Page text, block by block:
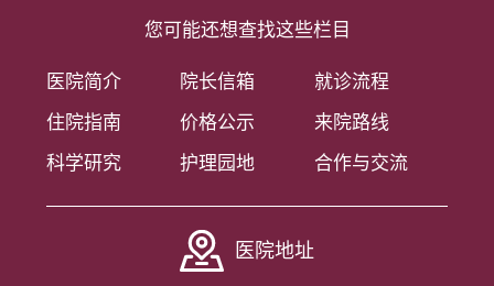
您可能还想查找这些栏目
医院简介 院长信箱
就诊流程
住院指南
价格公示
来院路线
科学研究
护理园地 合作与交流
医院地址